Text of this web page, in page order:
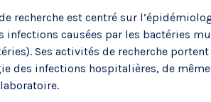
recherche est centré sur
infections causées par les bactéries
Ses activités de recherche
des infections hospitalières, de